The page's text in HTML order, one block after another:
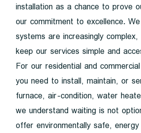
installation as a chance to prove
our commitment to excellence.
systems are increasingly
keep our services simple and
For our residential and
you need to install, maintain, or
furnace, air-condition, water
we understand waiting is not
offer environmentally safe,